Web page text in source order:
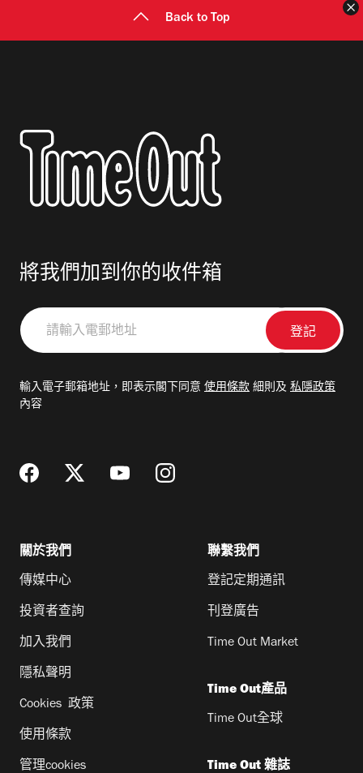
Back to Top
將我們加到你的收件箱
請
輸
郵
輸入電子郵箱地址，即表示閣下同意 使用條款 細則及 私隱政策
內容
關於我們
傳媒中心
投資者查詢
加入我們
隱私聲明
Cookies 政策
使用條款
管理cookies
聯繫我們
登記定期通訊
刊登廣告
Time Out Market
Time Out產品
Time Out全球
Time Out 雜誌